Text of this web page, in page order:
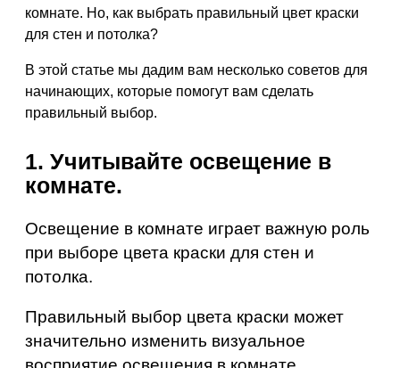
комнате. Но, как выбрать правильный цвет краски
для стен и потолка?
В этой статье мы дадим вам несколько советов для
начинающих, которые помогут вам сделать
правильный выбор.
1. Учитывайте освещение в
комнате.
Освещение в комнате играет важную роль
при выборе цвета краски для стен и
потолка.
Правильный выбор цвета краски может
значительно изменить визуальное